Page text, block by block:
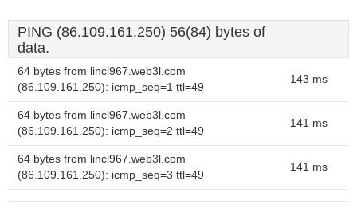
PING (86.109.161.250) 56(84) bytes of
data.
64 bytes from lincl967.web3l.com
(86.109.161.250): icmp_seq=1 ttl=49
143 ms
64 bytes from lincl967.web3l.com
(86.109.161.250): icmp_seq=2 ttl=49
141 ms
64 bytes from lincl967.web3l.com
(86.109.161.250): icmp_seq=3 ttl=49
141 ms